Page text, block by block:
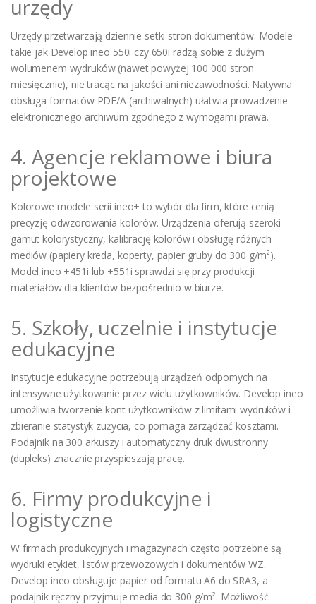
urzędy
Urzędy przetwarzają dziennie setki stron dokumentów. Modele
takie jak Develop ineo 550i czy 650i radzą sobie z dużym
wolumenem wydruków (nawet powyżej 100 000 stron
miesięcznie), nie tracąc na jakości ani niezawodności. Natywna
obsługa formatów PDF/A (archiwalnych) ułatwia prowadzenie
elektronicznego archiwum zgodnego z wymogami prawa.
4. Agencje reklamowe i biura
projektowe
Kolorowe modele serii ineo+ to wybór dla firm, które cenią
precyzję odwzorowania kolorów. Urządzenia oferują szeroki
gamut kolorystyczny, kalibrację kolorów i obsługę różnych
mediów (papiery kreda, koperty, papier gruby do 300 g/m²).
Model ineo +451i lub +551i sprawdzi się przy produkcji
materiałów dla klientów bezpośrednio w biurze.
5. Szkoły, uczelnie i instytucje
edukacyjne
Instytucje edukacyjne potrzebują urządzeń odpornych na
intensywne użytkowanie przez wielu użytkowników. Develop ineo
umożliwia tworzenie kont użytkowników z limitami wydruków i
zbieranie statystyk zużycia, co pomaga zarządzać kosztami.
Podajnik na 300 arkuszy i automatyczny druk dwustronny
(dupleks) znacznie przyspieszają pracę.
6. Firmy produkcyjne i
logistyczne
W firmach produkcyjnych i magazynach często potrzebne są
wydruki etykiet, listów przewozowych i dokumentów WZ.
Develop ineo obsługuje papier od formatu A6 do SRA3, a
podajnik ręczny przyjmuje media do 300 g/m². Możliwość